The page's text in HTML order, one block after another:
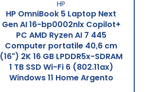
HP
HP OmniBook 5 Laptop Next
Gen AI 16-bp0002nlx Copilot+
PC AMD Ryzen AI 7 445
Computer portatile 40,6 cm
(16") 2K 16 GB LPDDR5x-SDRAM
1 TB SSD Wi-Fi 6 (802.11ax)
Windows 11 Home Argento